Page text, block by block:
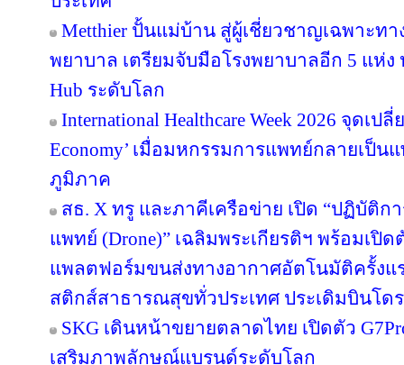
Metthier ปั้นแม่บ้าน สู่ผู้เชี่ยวชาญเฉพาะทา
พยาบาล เตรียมจับมือโรงพยาบาลอีก 5 แห่ง
Hub ระดับโลก
International Healthcare Week 2026 จุดเป
Economy’ เมื่อมหกรรมการแพทย์กลายเป็
ภูมิภาค
สธ. X ทรู และภาคีเครือข่าย เปิด “ปฏิบัติ
แพทย์ (Drone)” เฉลิมพระเกียรติฯ พร้อมเปิ
แพลตฟอร์มขนส่งทางอากาศอัตโนมัติครั้งแ
สติกส์สาธารณสุขทั่วประเทศ ประเดิมบินโ
SKG เดินหน้าขยายตลาดไทย เปิดตัว
เสริมภาพลักษณ์แบรนด์ระดับโลก